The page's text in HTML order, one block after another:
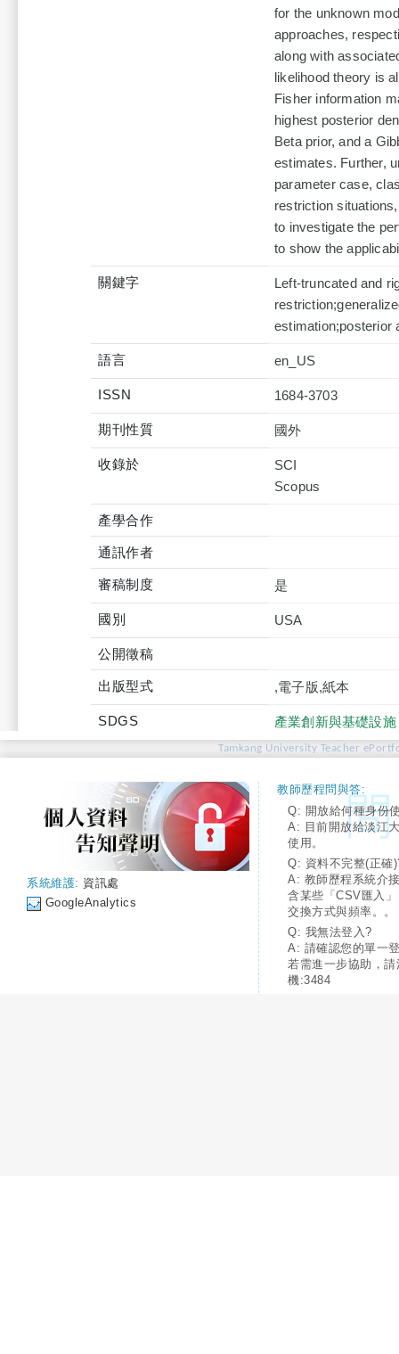
for the unknown
approaches,
along with
likelihood theory is
Fisher information
highest posterior
Beta prior, and a
estimates. Further,
parameter case,
restriction
to investigate the
to show the
關鍵字
Left-truncated and
estimation;posterior
語言 en_US
ISSN 1684-3703
期刊性質 國外
收錄於
SCI
產學合作
通訊作者
審稿制度 是
國別 USA
公開徵稿
出版型式 ,電子版,紙本
SDGS 產業創新與基礎設施
Tamkang University Teacher
系統維護: 資訊處
GoogleAnalytics
教師歷程問與答:
Q: 開放給何種身份
A: 目前開放給淡江
使用。
Q: 資料不完整(正確
A: 教師歷程系統介
含某些「CSV匯入
交換方式與頻率。。
Q: 我無法登入?
A: 請確認您的單一
若需進一步協助，
機:3484